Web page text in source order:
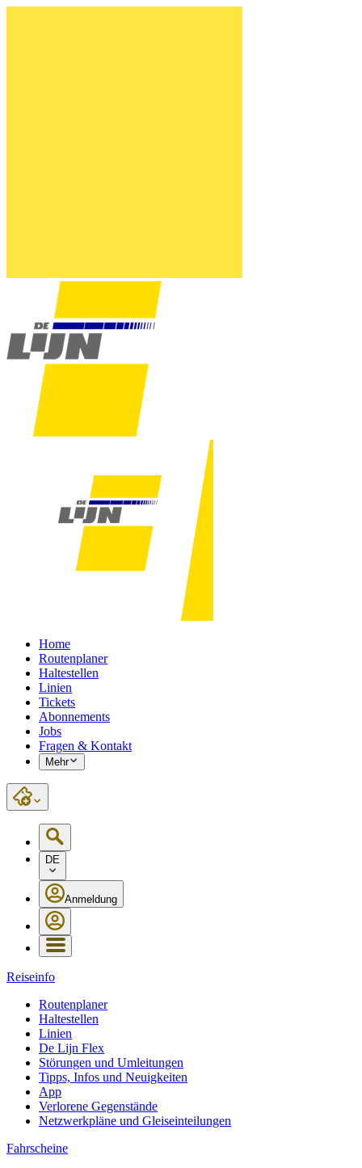
Home
Routenplaner
Haltestellen
Linien
Tickets
Abonnements
Jobs
Fragen & Kontakt
Mehr
DE
Anmeldung
Reiseinfo
Routenplaner
Haltestellen
Linien
De Lijn Flex
Störungen und Umleitungen
Tipps, Infos und Neuigkeiten
App
Verlorene Gegenstände
Netzwerkpläne und Gleiseinteilungen
Fahrscheine